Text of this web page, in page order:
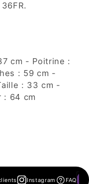
cm - Poitrine :
: 59 cm -
: 33 cm -
: 64 cm
Instagram FAQ